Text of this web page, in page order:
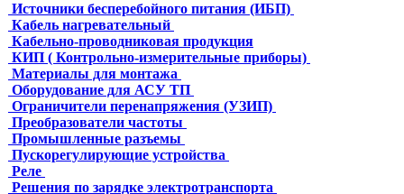
Источники бесперебойного питания (ИБП)
Кабель нагревательный
Кабельно-проводниковая продукция
КИП ( Контрольно-измерительные приборы)
Материалы для монтажа
Оборудование для АСУ ТП
Ограничители перенапряжения (УЗИП)
Преобразователи частоты
Промышленные разъемы
Пускорегулирующие устройства
Реле
Решения по зарядке электротранспорта